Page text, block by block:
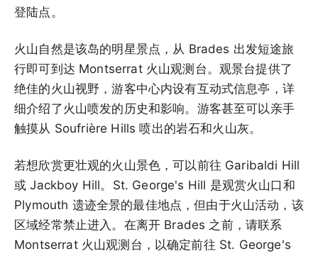
登陆点。
火山自然是该岛的明星景点，从 Brades 出发短途旅
行即可到达 Montserrat 火山观测台。观景台提供了
绝佳的火山视野，游客中心内设有互动式信息亭，详
细介绍了火山喷发的历史和影响。游客甚至可以亲手
触摸从 Soufrière Hills 喷出的岩石和火山灰。
若想欣赏更壮观的火山景色，可以前往 Garibaldi Hill
或 Jackboy Hill。St. George's Hill 是观赏火山口和
Plymouth 遗迹全景的最佳地点，但由于火山活动，该
区域经常禁止进入。在离开 Brades 之前，请联系
Montserrat 火山观测台，以确定前往 St. George's